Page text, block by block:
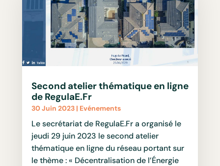
Second atelier thématique en ligne
de RegulaE.Fr
30 Juin 2023| Evénements
Le secrétariat de RegulaE.Fr a organisé le
jeudi 29 juin 2023 le second atelier
thématique en ligne du réseau portant sur
le thème : « Décentralisation de l’Énergie